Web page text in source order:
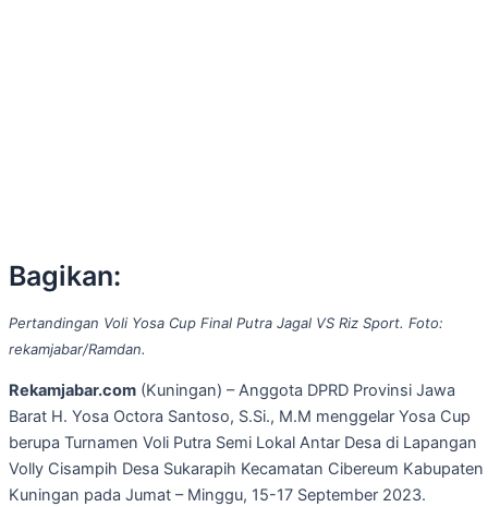
Bagikan:
Pertandingan Voli Yosa Cup Final Putra Jagal VS Riz Sport. Foto:
rekamjabar/Ramdan.
Rekamjabar.com (Kuningan) – Anggota DPRD Provinsi Jawa
Barat H. Yosa Octora Santoso, S.Si., M.M menggelar Yosa Cup
berupa Turnamen Voli Putra Semi Lokal Antar Desa di Lapangan
Volly Cisampih Desa Sukarapih Kecamatan Cibereum Kabupaten
Kuningan pada Jumat – Minggu, 15-17 September 2023.